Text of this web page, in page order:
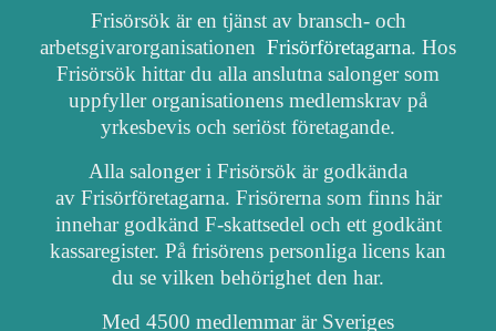
Frisörsök är en tjänst av bransch- och
arbetsgivarorganisationen Frisörföretagarna. Hos
Frisörsök hittar du alla anslutna salonger som
uppfyller organisationens medlemskrav på
yrkesbevis och seriöst företagande.
Alla salonger i Frisörsök är godkända
av Frisörföretagarna. Frisörerna som finns här
innehar godkänd F-skattsedel och ett godkänt
kassaregister. På frisörens personliga licens kan
du se vilken behörighet den har.
Med 4500 medlemmar är Sveriges